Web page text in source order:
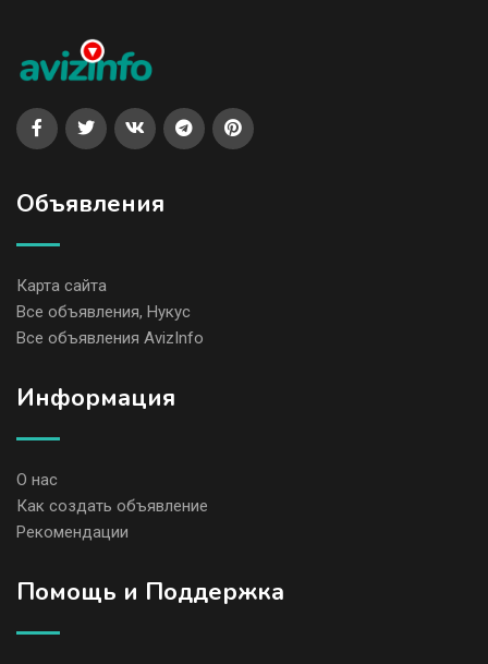
Объявления
Карта сайта
Все объявления, Нукус
Все объявления AvizInfo
Информация
О нас
Как создать объявление
Рекомендации
Помощь и Поддержка